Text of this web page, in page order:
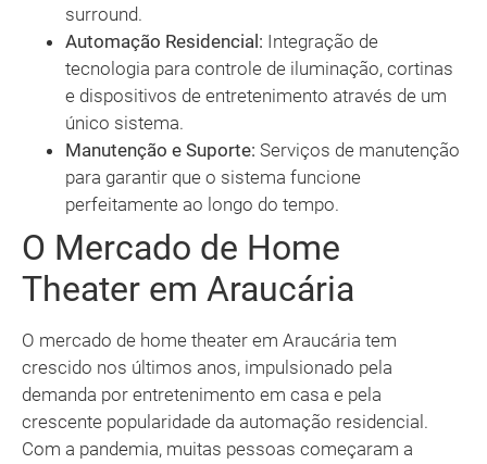
surround.
Automação Residencial: Integração de
tecnologia para controle de iluminação, cortinas
e dispositivos de entretenimento através de um
único sistema.
Manutenção e Suporte: Serviços de manutenção
para garantir que o sistema funcione
perfeitamente ao longo do tempo.
O Mercado de Home
Theater em Araucária
O mercado de home theater em Araucária tem
crescido nos últimos anos, impulsionado pela
demanda por entretenimento em casa e pela
crescente popularidade da automação residencial.
Com a pandemia, muitas pessoas começaram a